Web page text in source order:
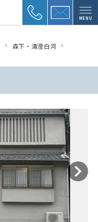
MENU
森下・清澄白河